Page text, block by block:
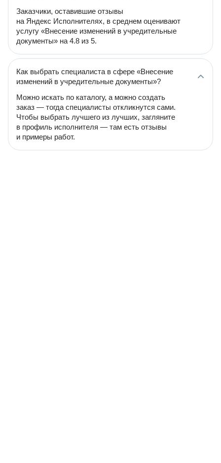
Заказчики, оставившие отзывы
на Яндекс Исполнителях, в среднем оценивают
услугу «Внесение изменений в учредительные
документы» на 4.8 из 5.
Как выбрать специалиста в сфере «Внесение
изменений в учредительные документы»?
Можно искать по каталогу, а можно создать
заказ — тогда специалисты откликнутся сами.
Чтобы выбрать лучшего из лучших, загляните
в профиль исполнителя — там есть отзывы
и примеры работ.